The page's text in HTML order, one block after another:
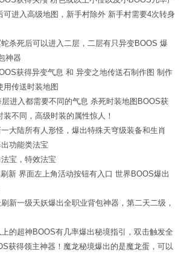
可进入高级地图，新手村除外 新手村需要4次转身
杀死后可以进入二层，二层有只异变BOOS 爆
神器
获得异变气息 和 异变之地传送石制作图 制作
用传送时装地图
进入都需要不同的气息 杀死时装地图BOOS获
不同，高级时装的属性惊人！
大陆所有人形怪，爆出特殊天穹级装备和生肖
功能类法宝
宝，特效法宝
新 界面左上角活动按钮有入口 世界BOOS爆出
新一级天妖爆出全职业背包神器，第二天二级，
的超神BOOS有几率爆出秘境指引，双击触发全
获得领主神器！魔龙秘境爆出的是魔龙蛋，可以